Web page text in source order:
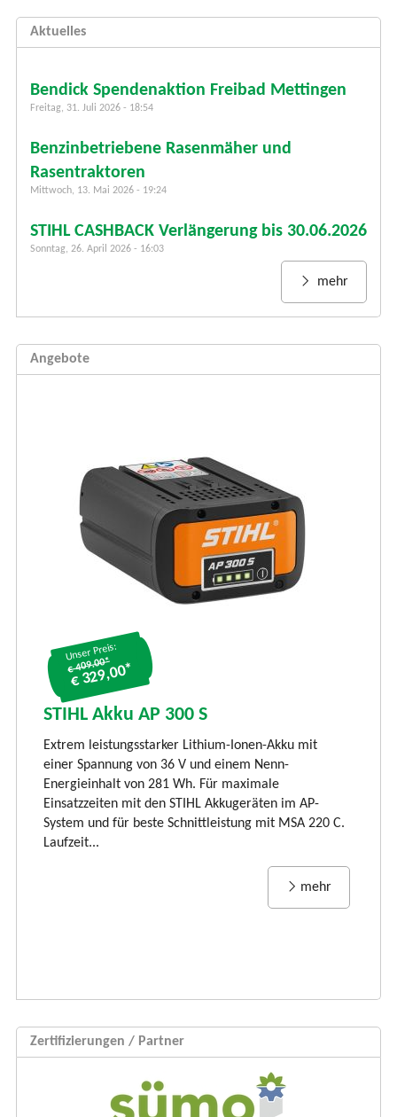
h
f
r
m
l
a
r
Aktuelles
Bendick Spendenaktion Freibad Mettingen
Freitag, 31. Juli 2026 - 18:54
Benzinbetriebene Rasenmäher und
Rasentraktoren
Mittwoch, 13. Mai 2026 - 19:24
STIHL CASHBACK Verlängerung bis 30.06.2026
Sonntag, 26. April 2026 - 16:03
mehr
Angebote
Unser Preis:
€ 409.00*
€ 329,00*
STIHL Akku AP 300 S
Extrem leistungsstarker Lithium-Ionen-Akku mit
einer Spannung von 36 V und einem Nenn-
Energieinhalt von 281 Wh. Für maximale
Einsatzzeiten mit den STIHL Akkugeräten im AP-
System und für beste Schnittleistung mit MSA 220 C.
Laufzeit...
mehr
Zertifizierungen / Partner